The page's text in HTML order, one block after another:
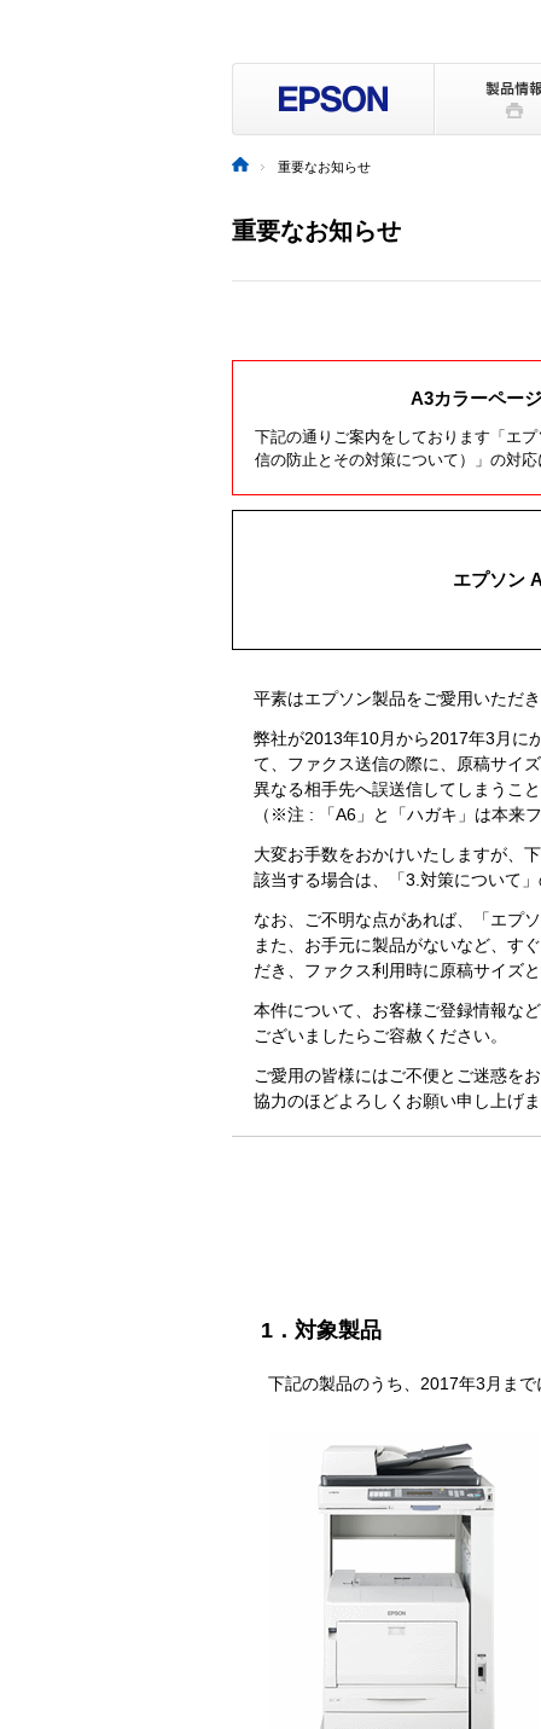
重要なお知らせ
重要なお知らせ
A3カラーペー
下記の通りご案内をしております「エ
信の防止とその対策について）」の対
エプソン
平素はエプソン製品をご愛用いただ
弊社が2013年10月から2017年3月に
て、ファクス送信の際に、原稿サイ
異なる相手先へ誤送信してしまうこ
（※注 : 「A6」と「ハガキ」は本来
大変お手数をおかけいたしますが、
該当する場合は、「3.対策について
なお、ご不明な点があれば、「エプ
また、お手元に製品がないなど、す
だき、ファクス利用時に原稿サイズ
本件について、お客様ご登録情報な
ございましたらご容赦ください。
ご愛用の皆様にはご不便とご迷惑を
協力のほどよろしくお願い申し上げ
1．対象製品
下記の製品のうち、2017年3月ま